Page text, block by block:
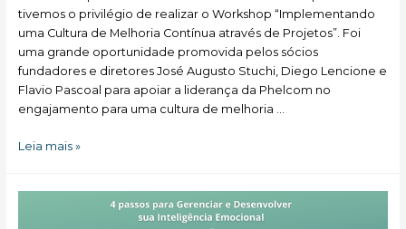
tivemos o privilégio de realizar o Workshop “Implementando
uma Cultura de Melhoria Contínua através de Projetos”. Foi
uma grande oportunidade promovida pelos sócios
fundadores e diretores José Augusto Stuchi, Diego Lencione e
Flavio Pascoal para apoiar a liderança da Phelcom no
engajamento para uma cultura de melhoria …
Workshop
Leia mais »